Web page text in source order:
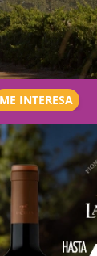
ME INTERESA